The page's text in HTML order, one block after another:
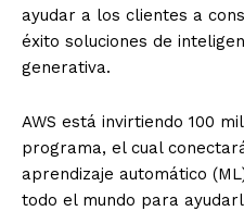
ayudar a los clientes a
éxito soluciones de
generativa.
AWS está invirtiendo 100
programa, el cual
aprendizaje automático
todo el mundo para